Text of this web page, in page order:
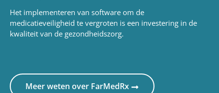
Het implementeren van software om de
medicatieveiligheid te vergroten is een investering in de
kwaliteit van de gezondheidszorg.
Meer weten over FarMedRx